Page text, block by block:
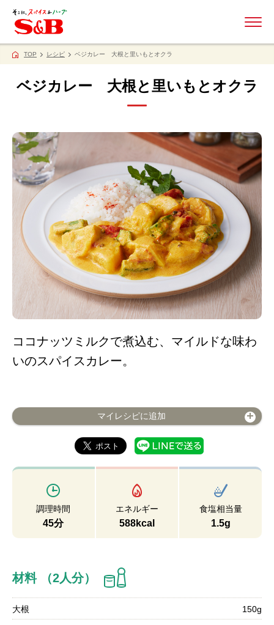
TOP レシピ ベジカレー 大根と里いもとオクラ
ベジカレー 大根と里いもとオクラ
ココナッツミルクで煮込む、マイルドな味わ
いのスパイスカレー。
マイレシピに追加
調理時間
45分
エネルギー
588kcal
食塩相当量
1.5g
材料 （2人分）
大根 150g